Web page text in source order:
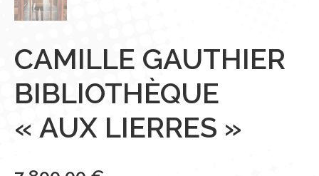
CAMILLE GAUTHIER
BIBLIOTHÈQUE
« AUX LIERRES »